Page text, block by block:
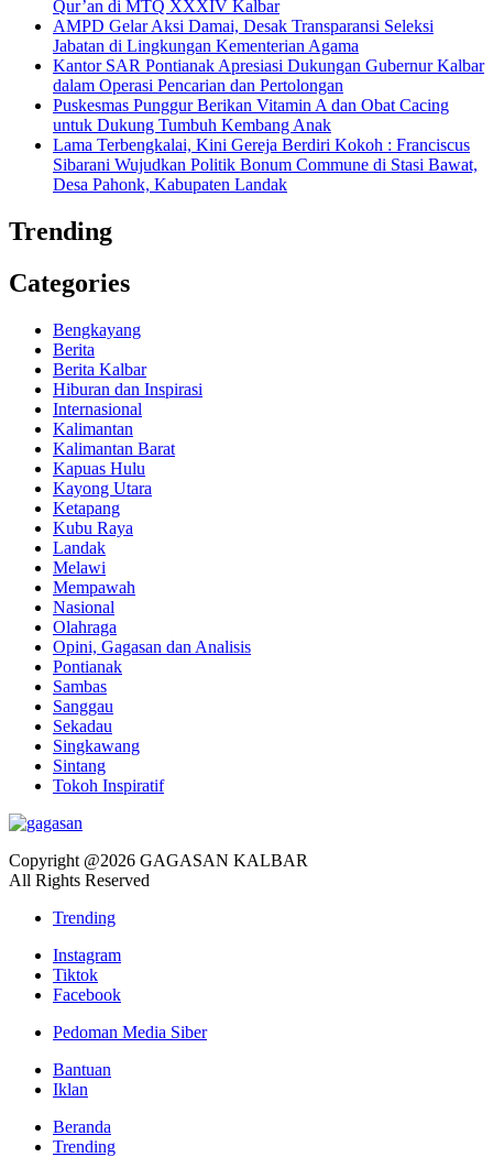
Qur’an di MTQ XXXIV Kalbar
AMPD Gelar Aksi Damai, Desak Transparansi Seleksi
Jabatan di Lingkungan Kementerian Agama
Kantor SAR Pontianak Apresiasi Dukungan Gubernur Kalbar
dalam Operasi Pencarian dan Pertolongan
Puskesmas Punggur Berikan Vitamin A dan Obat Cacing
untuk Dukung Tumbuh Kembang Anak
Lama Terbengkalai, Kini Gereja Berdiri Kokoh : Franciscus
Sibarani Wujudkan Politik Bonum Commune di Stasi Bawat,
Desa Pahonk, Kabupaten Landak
Trending
Categories
Bengkayang
Berita
Berita Kalbar
Hiburan dan Inspirasi
Internasional
Kalimantan
Kalimantan Barat
Kapuas Hulu
Kayong Utara
Ketapang
Kubu Raya
Landak
Melawi
Mempawah
Nasional
Olahraga
Opini, Gagasan dan Analisis
Pontianak
Sambas
Sanggau
Sekadau
Singkawang
Sintang
Tokoh Inspiratif
Copyright @2026 GAGASAN KALBAR
All Rights Reserved
Trending
Instagram
Tiktok
Facebook
Pedoman Media Siber
Bantuan
Iklan
Beranda
Trending